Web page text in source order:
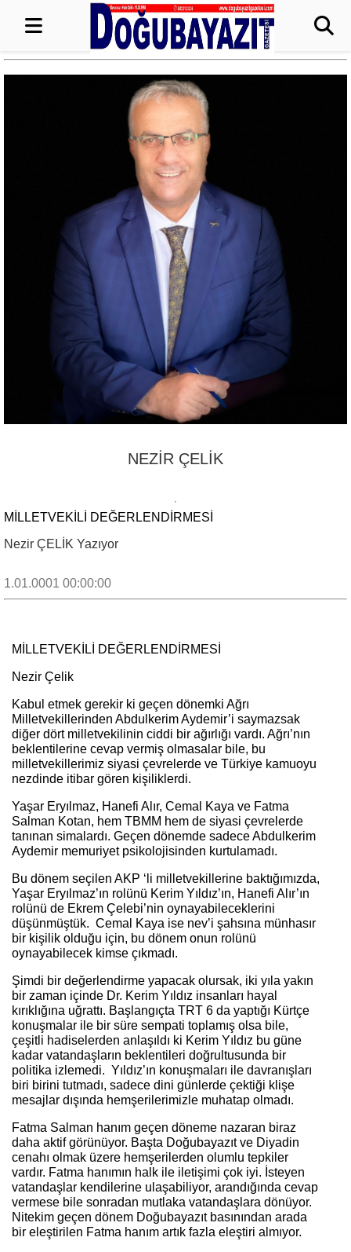
NEZİR ÇELİK
MİLLETVEKİLİ DEĞERLENDİRMESİ
Nezir ÇELİK Yazıyor
1.01.0001 00:00:00
MİLLETVEKİLİ DEĞERLENDİRMESİ
Nezir Çelik
Kabul etmek gerekir ki geçen dönemki Ağrı
Milletvekillerinden Abdulkerim Aydemir’i saymazsak
diğer dört milletvekilinin ciddi bir ağırlığı vardı. Ağrı’nın
beklentilerine cevap vermiş olmasalar bile, bu
milletvekillerimiz siyasi çevrelerde ve Türkiye kamuoyu
nezdinde itibar gören kişiliklerdi.
Yaşar Eryılmaz, Hanefi Alır, Cemal Kaya ve Fatma
Salman Kotan, hem TBMM hem de siyasi çevrelerde
tanınan simalardı. Geçen dönemde sadece Abdulkerim
Aydemir memuriyet psikolojisinden kurtulamadı.
Bu dönem seçilen AKP ‘li milletvekillerine baktığımızda,
Yaşar Eryılmaz’ın rolünü Kerim Yıldız’ın, Hanefi Alır’ın
rolünü de Ekrem Çelebi’nin oynayabileceklerini
düşünmüştük. Cemal Kaya ise nev’i şahsına münhasır
bir kişilik olduğu için, bu dönem onun rolünü
oynayabilecek kimse çıkmadı.
Şimdi bir değerlendirme yapacak olursak, iki yıla yakın
bir zaman içinde Dr. Kerim Yıldız insanları hayal
kırıklığına uğrattı. Başlangıçta TRT 6 da yaptığı Kürtçe
konuşmalar ile bir süre sempati toplamış olsa bile,
çeşitli hadiselerden anlaşıldı ki Kerim Yıldız bu güne
kadar vatandaşların beklentileri doğrultusunda bir
politika izlemedi. Yıldız’ın konuşmaları ile davranışları
biri birini tutmadı, sadece dini günlerde çektiği klişe
mesajlar dışında hemşerilerimizle muhatap olmadı.
Fatma Salman hanım geçen döneme nazaran biraz
daha aktif görünüyor. Başta Doğubayazıt ve Diyadin
cenahı olmak üzere hemşerilerden olumlu tepkiler
vardır. Fatma hanımın halk ile iletişimi çok iyi. İsteyen
vatandaşlar kendilerine ulaşabiliyor, arandığında cevap
vermese bile sonradan mutlaka vatandaşlara dönüyor.
Nitekim geçen dönem Doğubayazıt basınından arada
bir eleştirilen Fatma hanım artık fazla eleştiri almıyor.